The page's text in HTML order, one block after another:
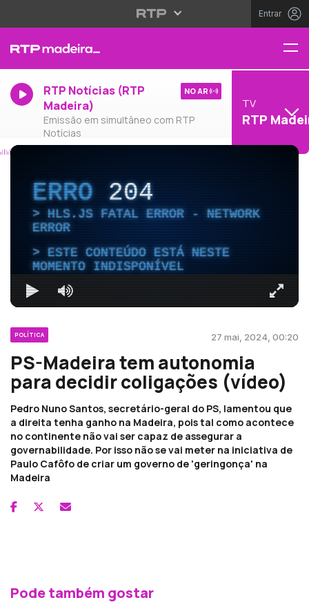
Entrar
RTP Notícias (RTP
Madeira)
Emissão em simultâneo com RTP
Notícias
NO AR
TV
RTP
ERRO204
HLS.JS FATAL ERROR - NETWORK
ERROR
ESTE CONTEÚDO ESTÁ NESTE
MOMENTO INDISPONÍVEL
POLÍTICA 27 mai, 2024, 00:20
PS-Madeira tem autonomia
para decidir coligações (vídeo)
Pedro Nuno Santos, secretário-geral do PS, lamentou que
a direita tenha ganho na Madeira, pois tal como acontece
no continente não vai ser capaz de assegurar a
governabilidade. Por isso não se vai meter na iniciativa de
Paulo Cafôfo de criar um governo de 'geringonça' na
Madeira
Pode também gostar